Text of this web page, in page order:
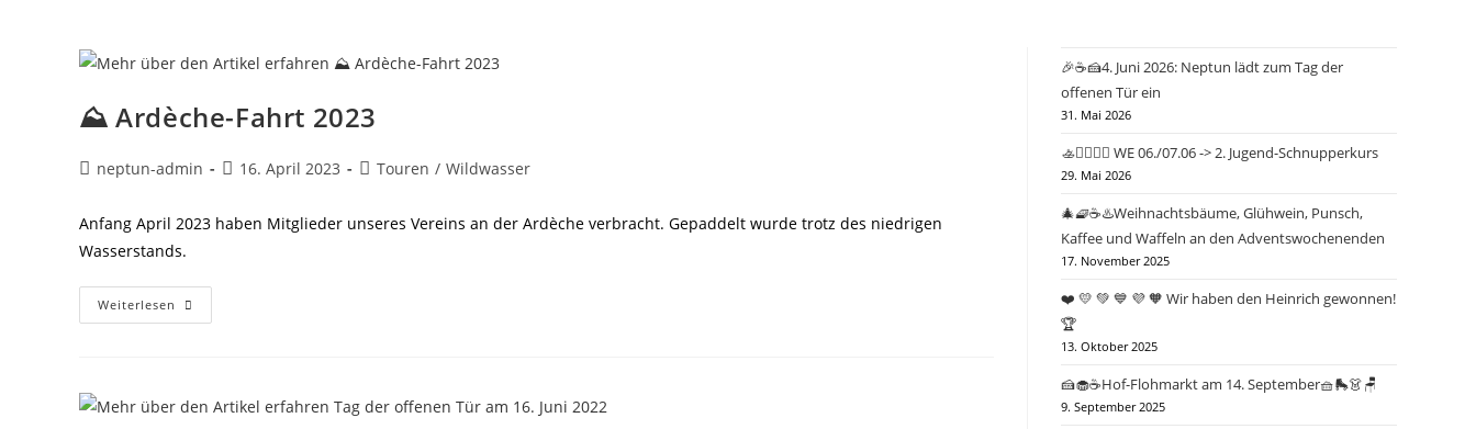
⛰️ Ardèche-Fahrt 2023
Beitrags-
neptun-admin
Beitrag
16. April 2023
Beitrags-
Touren / Wildwasser
Anfang April 2023 haben Mitglieder unseres Vereins an der Ardèche verbracht. Gepaddelt wurde trotz des niedrigen
Wasserstands.
Weiterlesen ⛰️
Ardèche-
🎉☕🍰4. Juni 2026: Neptun lädt zum Tag der
offenen Tür ein
31. Mai 2026
🚣🤽‍♂️🏄‍♀️ WE 06./07.06 -> 2. Jugend-Schnupperkurs
29. Mai 2026
🎄🧇☕♨️Weihnachtsbäume, Glühwein, Punsch,
Kaffee und Waffeln an den Adventswochenenden
17. November 2025
❤️ 💛 💚 💙 💜 🧡 Wir haben den Heinrich gewonnen!
🏆
13. Oktober 2025
🍰🧁☕Hof-Flohmarkt am 14. September🧺🛼👗🪑
9. September 2025